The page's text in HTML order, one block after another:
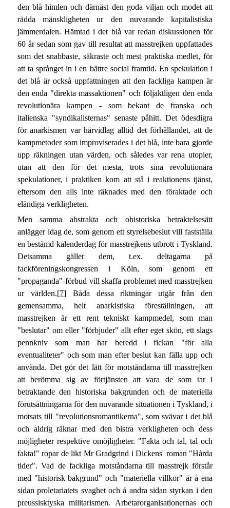
den blå himlen och därnäst den goda viljan och modet att
rädda mänskligheten ur den nuvarande kapitalistiska
jämmerdalen. Hämtad i det blå var redan diskussionen för
60 år sedan som gav till resultat att masstrejken uppfattades
som det snabbaste, säkraste och mest praktiska medlet, för
att ta språnget in i en bättre social framtid. En spekulation i
det blå är också uppfattningen att den fackliga kampen är
den enda "direkta massaktionen" och följaktligen den enda
revolutionära kampen - som bekant de franska och
italienska "syndikalisternas" senaste påhitt. Det ödesdigra
för anarkismen var härvidlag alltid det förhållandet, att de
kampmetoder som improviserades i det blå, inte bara gjorde
upp räkningen utan värden, och således var rena utopier,
utan att den för det mesta, trots sina revolutionära
spekulationer, i praktiken kom att stå i reaktionens tjänst,
eftersom den alls inte räknades med den föraktade och
eländiga verkligheten.
Men samma abstrakta och ohistoriska betraktelsesätt
anlägger idag de, som genom ett styrelsebeslut vill fastställa
en bestämd kalenderdag för masstrejkens utbrott i Tyskland.
Detsamma gäller dem, t.ex. deltagarna på
fackföreningskongressen i Köln, som genom ett
"propaganda"-förbud vill skaffa problemet med masstrejken
ur världen.[7] Båda dessa riktningar utgår från den
gemensamma, helt anarkistiska föreställningen, att
masstrejken är ett rent tekniskt kampmedel, som man
"beslutar" om eller "förbjuder" allt efter eget skön, ett slags
pennkniv som man har beredd i fickan "för alla
eventualiteter" och som man efter beslut kan fälla upp och
använda. Det gör det lätt för motståndarna till masstrejken
att berömma sig av förtjänsten att vara de som tar i
betraktande den historiska bakgrunden och de materiella
förutsättningarna för den nuvarande situationen i Tyskland, i
motsats till "revolutionsromantikerna", som svävar i det blå
och aldrig räknar med den bistra verkligheten och dess
möjligheter respektive omöjligheter. "Fakta och tal, tal och
fakta!" ropar de likt Mr Gradgrind i Dickens' roman "Hårda
tider". Vad de fackliga motståndarna till masstrejk förstår
med "historisk bakgrund" och "materiella villkor" är å ena
sidan proletariatets svaghet och å andra sidan styrkan i den
preussisktyska militarismen. Arbetarorganisationernas och